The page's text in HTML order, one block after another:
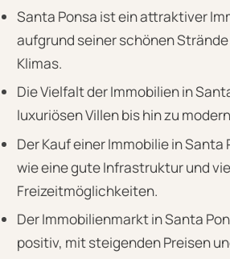
Santa Ponsa ist ein attraktiver
aufgrund seiner schönen
Klimas.
Die Vielfalt der Immobilien in
luxuriösen Villen bis hin zu
Der Kauf einer Immobilie in
wie eine gute Infrastruktur und
Freizeitmöglichkeiten.
Der Immobilienmarkt in Santa
positiv, mit steigenden Preisen